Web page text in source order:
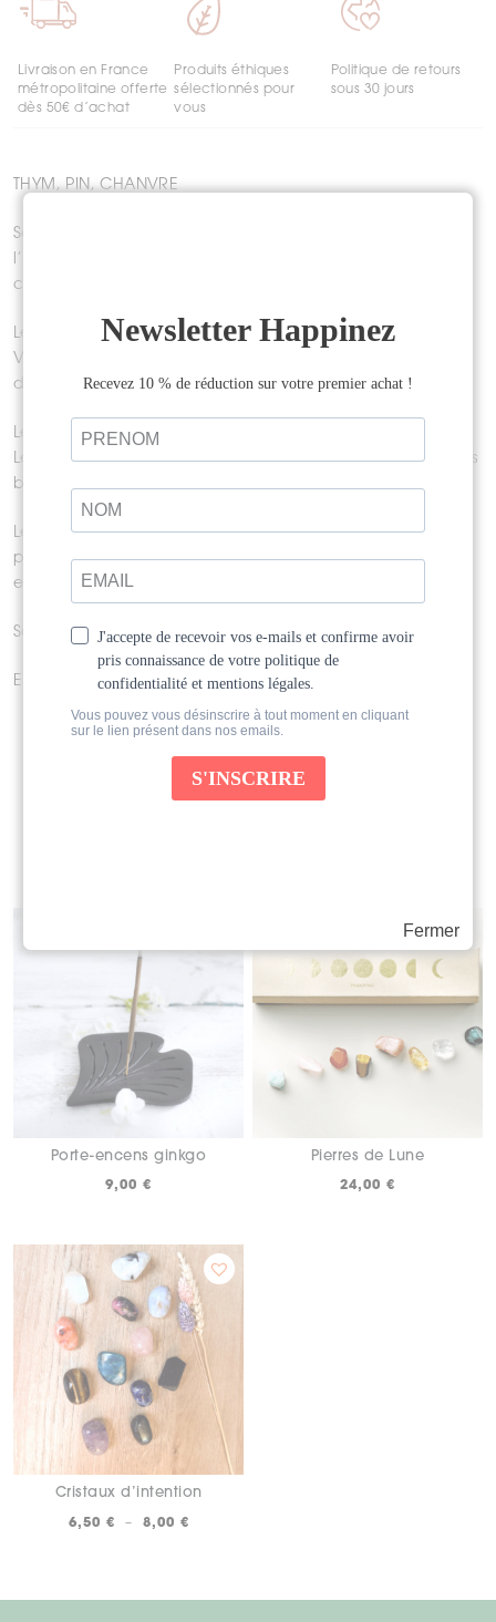
Livraison en France
métropolitaine offerte
dès 50€ d’achat
Produits éthiques
sélectionnés pour
vous
Politique de retours
sous 30 jours
THYM, PIN, CHANVRE
Source de reliance et d’abondance, le thym favorise
l’équilibre et l’apaisement. Il fluidifie l’énergie et la
connexion.
Les bouquets de fumigation sont tissés à la main, par
Valentine et Mélissa Pagani, avec une ficelle de chanvre
des Landes.
Les aiguilles de pin sont cueillies en forêt dans les Landes.
Les autres plantes sont cultivées en permaculture au pays
basque.
Les encens sont la transformation du même bouquet, un
produit inédit et idéal pour les rituels en intérieur. Les
encens s’utilisent comme des bâtons de palo santo.
Sauge : 16 cm x 2,5 cm
Encens : 10 cm x 1 cm
Porte-encens ginkgo
9,00 €
Pierres de Lune
24,00 €
Cristaux d’intention
6,50 € – 8,00 €Plage
à
Fermer